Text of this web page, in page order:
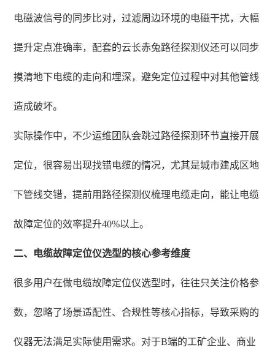
电磁波信号的同步比对，过滤周边环境的电磁干扰，大幅
提升定点准确率，配套的云长赤兔路径探测仪还可以同步
摸清地下电缆的走向和埋深，避免定位过程中对其他管线
造成破坏。
实际操作中，不少运维团队会跳过路径探测环节直接开展
定位，很容易出现找错电缆的情况，尤其是城市建成区地
下管线交错，提前用路径探测仪梳理电缆走向，能让电缆
故障定位的效率提升40%以上。
二、电缆故障定位仪选型的核心参考维度
很多用户在做电缆故障定位仪选型时，往往只关注价格参
数，忽略了场景适配性、合规性等核心指标，导致采购的
仪器无法满足实际使用需求。对于B端的工矿企业、商业